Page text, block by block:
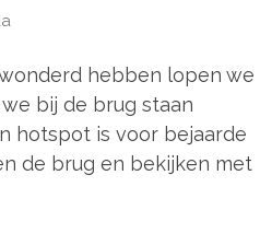
hebben lopen we
bij de brug staan
hotspot is voor bejaarde
de brug en bekijken met